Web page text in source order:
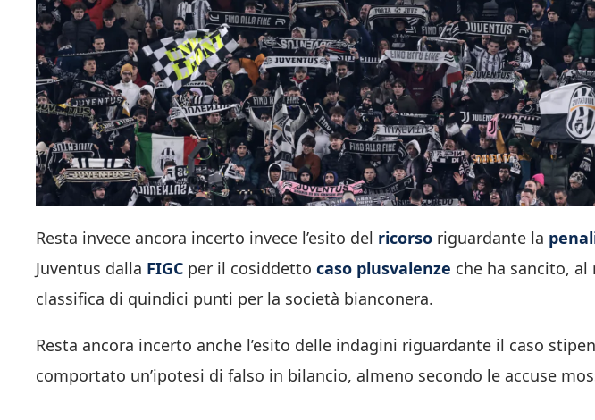
Resta invece ancora incerto invece l’esito del ricorso riguardante la
Juventus dalla FIGC per il cosiddetto caso plusvalenze che ha sancito,
classifica di quindici punti per la società bianconera.
Resta ancora incerto anche l’esito delle indagini riguardante il caso
comportato un’ipotesi di falso in bilancio, almeno secondo le accuse